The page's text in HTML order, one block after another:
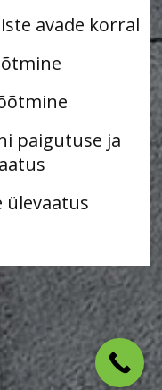
avade korral
paigutuse ja
ülevaatus